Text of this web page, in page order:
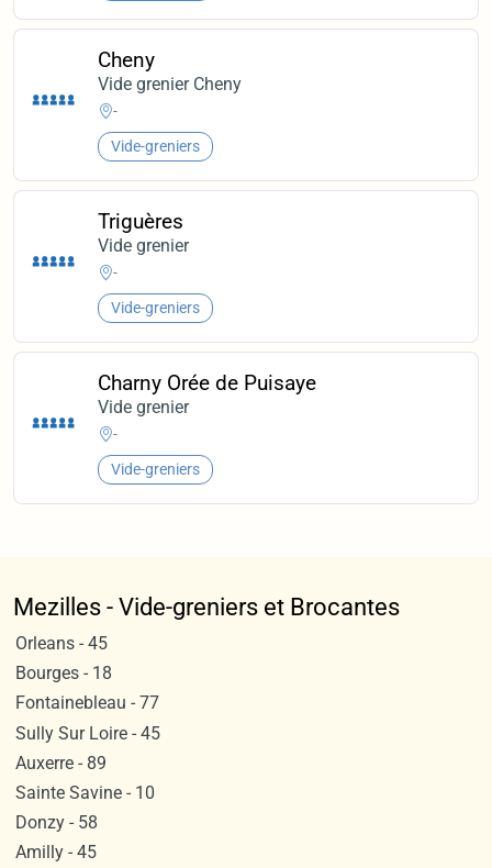
Cheny
Vide grenier Cheny
-
Vide-greniers
Triguères
Vide grenier
-
Vide-greniers
Charny Orée de Puisaye
Vide grenier
-
Vide-greniers
Mezilles - Vide-greniers et Brocantes
Orleans - 45
Bourges - 18
Fontainebleau - 77
Sully Sur Loire - 45
Auxerre - 89
Sainte Savine - 10
Donzy - 58
Amilly - 45